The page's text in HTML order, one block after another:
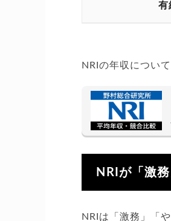
有
NRIの年収につい
NRIが「激
NRIは「激務」「